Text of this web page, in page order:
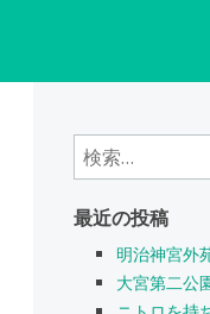
検
索:
最近の投稿
明治神宮外
大宮第二公